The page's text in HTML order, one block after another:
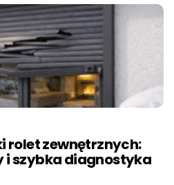
rolet zewnętrznych:
i szybka diagnostyka